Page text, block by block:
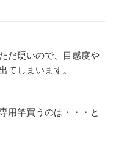
ただ硬いので、目感度や
てしまいます。
用竿買うのは・・・と